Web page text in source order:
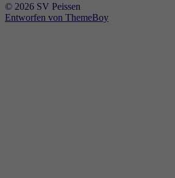
© 2026 SV Peissen
Entworfen von ThemeBoy